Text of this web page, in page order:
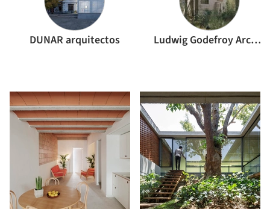
DUNAR arquitectos Ludwig Godefroy Architecture